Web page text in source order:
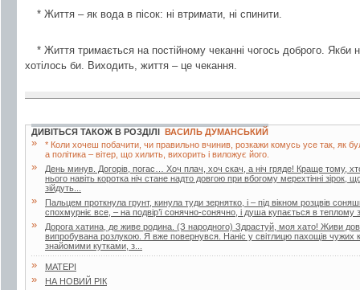
* Життя – як вода в пісок: ні втримати, ні спинити.
* Життя тримається на постійному чеканні чогось доброго. Якби
хотілось би. Виходить, життя – це чекання.
ДИВІТЬСЯ ТАКОЖ В РОЗДІЛІ ВАСИЛЬ ДУМАНСЬКИЙ
»
* Коли хочеш побачити, чи правильно вчинив, розкажи комусь усе так, як
а політика – вітер, що хилить, вихорить і виложує його.
»
День минув. Догорів, погас… Хоч плач, хоч скач, а ніч гряде! Краще тому,
нього навіть коротка ніч стане надто довгою при вбогому мерехтінні зірок,
зійдуть...
»
Пальцем проткнула грунт, кинула туди зернятко, і – під вікном розцвів
спохмурніє все, – на подвір’ї сонячно-сонячно, і душа купається в
»
Дорога хатина, де живе родина. (З народного) Здрастуй, моя хато! Живи
випробувана розлукою. Я вже повернувся. Наніс у світлицю пахощів чужих
знайомими кутками, з...
» МАТЕРІ
» НА НОВИЙ РІК